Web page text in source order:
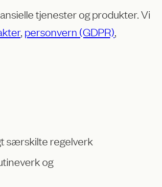
tjenester og produkter. Vi
, personvern (GDPR),
særskilte regelverk
og